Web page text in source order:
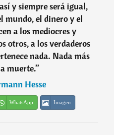
y siempre será igual,
mundo, el dinero y el
a los mediocres y
otros, a los verdaderos
nada. Nada más
muerte.”
Hesse
WhatsApp Imagen